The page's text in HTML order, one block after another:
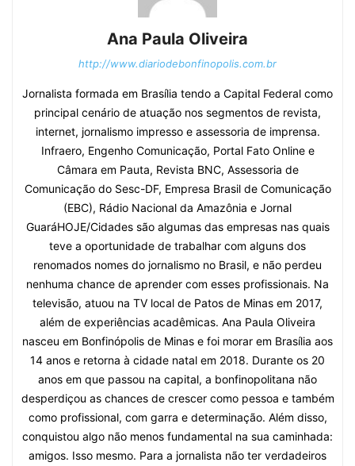
Ana Paula Oliveira
http://www.diariodebonfinopolis.com.br
Jornalista formada em Brasília tendo a Capital Federal como
principal cenário de atuação nos segmentos de revista,
internet, jornalismo impresso e assessoria de imprensa.
Infraero, Engenho Comunicação, Portal Fato Online e
Câmara em Pauta, Revista BNC, Assessoria de
Comunicação do Sesc-DF, Empresa Brasil de Comunicação
(EBC), Rádio Nacional da Amazônia e Jornal
GuaráHOJE/Cidades são algumas das empresas nas quais
teve a oportunidade de trabalhar com alguns dos
renomados nomes do jornalismo no Brasil, e não perdeu
nenhuma chance de aprender com esses profissionais. Na
televisão, atuou na TV local de Patos de Minas em 2017,
além de experiências acadêmicas. Ana Paula Oliveira
nasceu em Bonfinópolis de Minas e foi morar em Brasília aos
14 anos e retorna à cidade natal em 2018. Durante os 20
anos em que passou na capital, a bonfinopolitana não
desperdiçou as chances de crescer como pessoa e também
como profissional, com garra e determinação. Além disso,
conquistou algo não menos fundamental na sua caminhada:
amigos. Isso mesmo. Para a jornalista não ter verdadeiros